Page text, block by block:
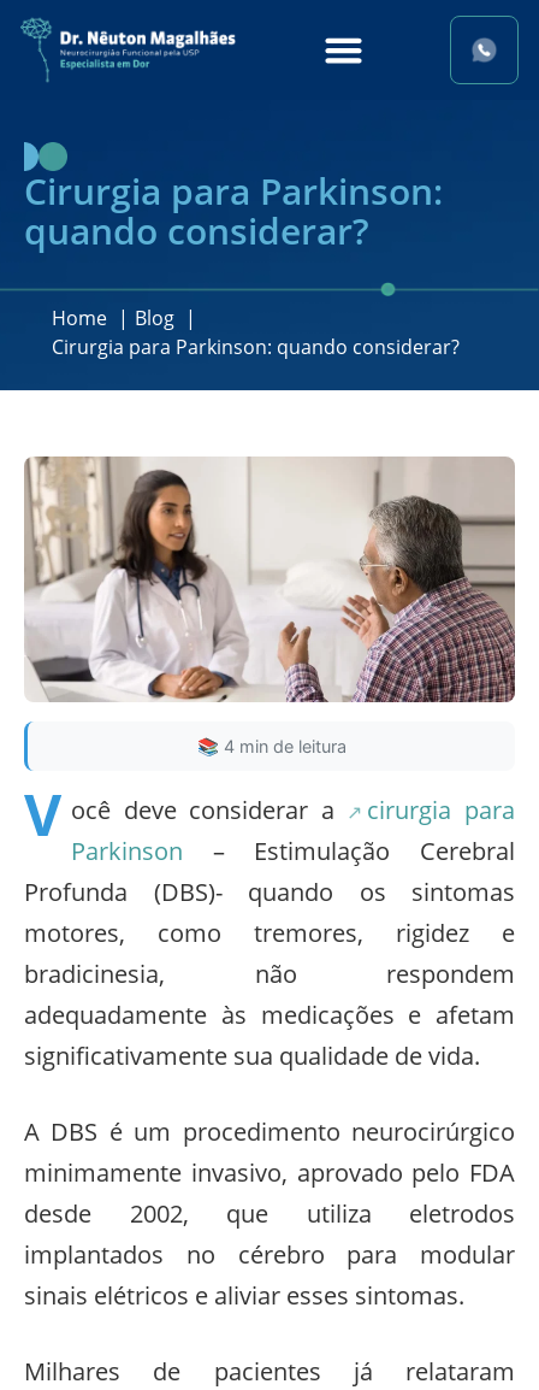
Cirurgia para Parkinson:
quando considerar?
Home
Blog
Cirurgia para Parkinson: quando considerar?
📚 4 min de leitura
V ocê deve considerar a
cirurgia para
Parkinson – Estimulação Cerebral
Profunda (DBS)- quando os sintomas
motores, como tremores, rigidez e
bradicinesia, não respondem
adequadamente às medicações e afetam
significativamente sua qualidade de vida.
A DBS é um procedimento neurocirúrgico
minimamente invasivo, aprovado pelo FDA
desde 2002, que utiliza eletrodos
implantados no cérebro para modular
sinais elétricos e aliviar esses sintomas.
Milhares de pacientes já relataram